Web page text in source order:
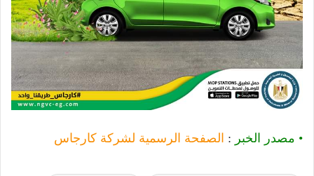
• مصدر الخبر : الصفحة الرسمية لشركة كارجاس